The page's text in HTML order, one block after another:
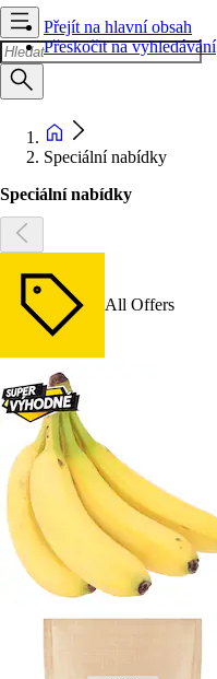
Přejít na hlavní obsah
Přeskočit na vyhledávání
Speciální nabídky
Speciální nabídky
All Offers